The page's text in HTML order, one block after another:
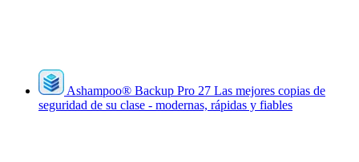
Ashampoo® Backup Pro 27 Las mejores copias de
seguridad de su clase - modernas, rápidas y fiables